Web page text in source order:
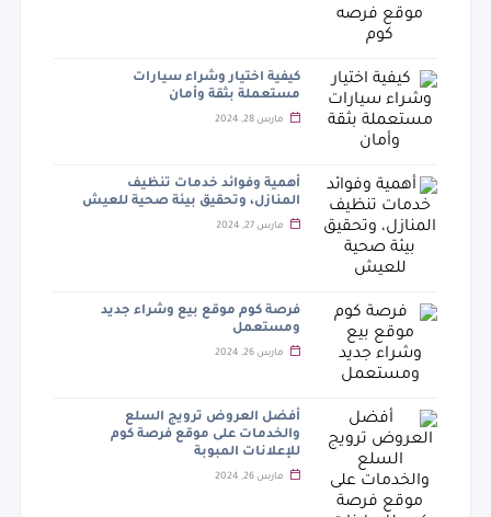
كيفية اختيار وشراء سيارات
مستعملة بثقة وأمان
مارس 28, 2024
أهمية وفوائد خدمات تنظيف
المنازل، وتحقيق بيئة صحية للعيش
مارس 27, 2024
فرصة كوم موقع بيع وشراء جديد
ومستعمل
مارس 26, 2024
أفضل العروض ترويج السلع
والخدمات على موقع فرصة كوم
للإعلانات المبوبة
مارس 26, 2024